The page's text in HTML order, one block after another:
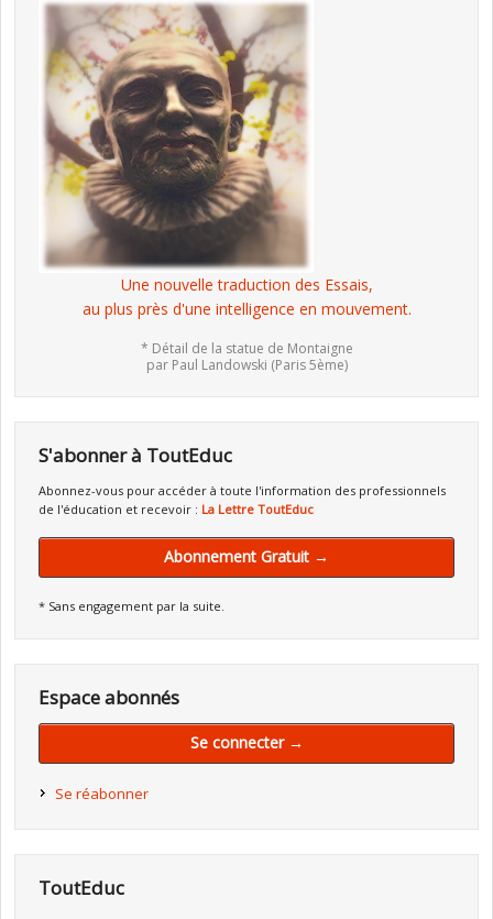
Une nouvelle traduction des Essais,
au plus près d'une intelligence en mouvement.
* Détail de la statue de Montaigne
par Paul Landowski (Paris 5ème)
S'abonner à ToutEduc
Abonnez-vous pour accéder à toute l'information des professionnels
de l'éducation et recevoir : La Lettre ToutEduc
Abonnement Gratuit →
* Sans engagement par la suite.
Espace abonnés
Se connecter →
Se réabonner
ToutEduc